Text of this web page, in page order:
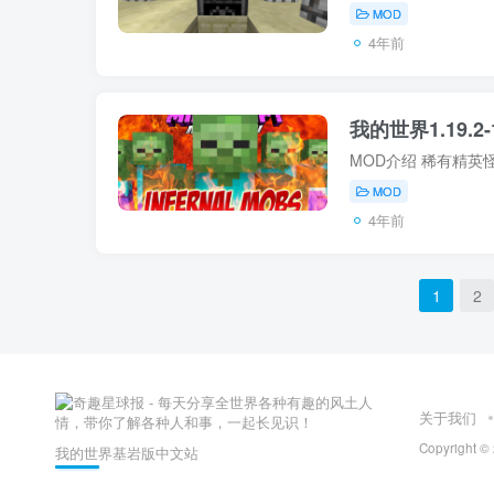
MOD
4年前
我的世界
MOD
4年前
1 2
我的世界基岩版中文站
关于我们
Copyright ©